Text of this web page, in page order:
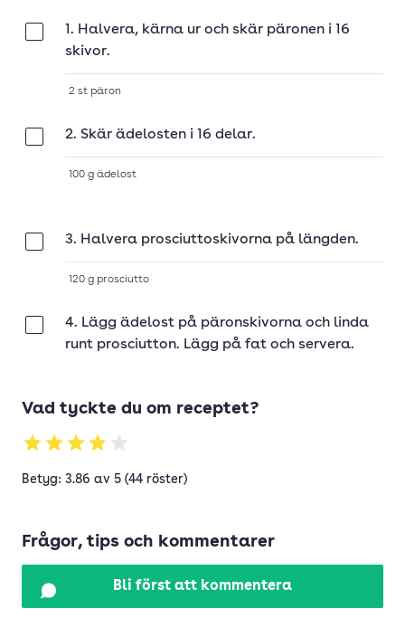
1. Halvera, kärna ur och skär päronen i 16
skivor.
2 st päron
2. Skär ädelosten i 16 delar.
100 g ädelost
3. Halvera prosciuttoskivorna på längden.
120 g prosciutto
4. Lägg ädelost på päronskivorna och linda
runt prosciutton. Lägg på fat och servera.
Vad tyckte du om receptet?
Betyg: 3.86 av 5 (44 röster)
Frågor, tips och kommentarer
Bli först att kommentera